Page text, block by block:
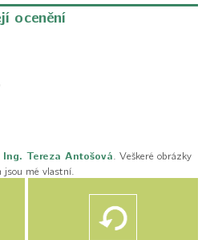
ocenění
Ing. Tereza Antošová. Veškeré obrázky
jsou mé vlastní.